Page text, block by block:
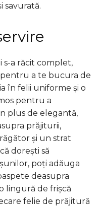
savurată.
s-a răcit complet,
a te bucura de
în felii uniforme și o
pentru a
plus de elegantă,
prăjiturii,
și un strat
dorești să
poți adăuga
deasupra
lingură de frișcă
felie de prăjitură